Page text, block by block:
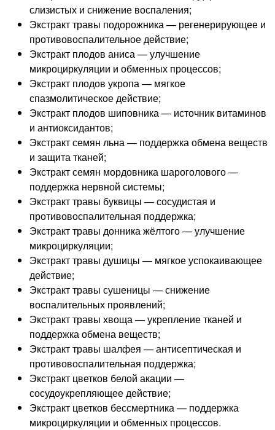
слизистых и снижение воспаления;
Экстракт травы подорожника — регенерирующее и
противовоспалительное действие;
Экстракт плодов аниса — улучшение
микроциркуляции и обменных процессов;
Экстракт плодов укропа — мягкое
спазмолитическое действие;
Экстракт плодов шиповника — источник витаминов
и антиоксидантов;
Экстракт семян льна — поддержка обмена веществ
и защита тканей;
Экстракт семян мордовника шароголового —
поддержка нервной системы;
Экстракт травы буквицы — сосудистая и
противовоспалительная поддержка;
Экстракт травы донника жёлтого — улучшение
микроциркуляции;
Экстракт травы душицы — мягкое успокаивающее
действие;
Экстракт травы сушеницы — снижение
воспалительных проявлений;
Экстракт травы хвоща — укрепление тканей и
поддержка обмена веществ;
Экстракт травы шалфея — антисептическая и
противовоспалительная поддержка;
Экстракт цветков белой акации —
сосудоукрепляющее действие;
Экстракт цветков бессмертника — поддержка
микроциркуляции и обменных процессов.